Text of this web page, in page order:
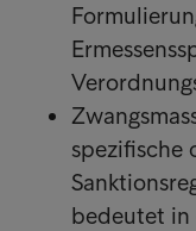
spezifische
bedeutet in